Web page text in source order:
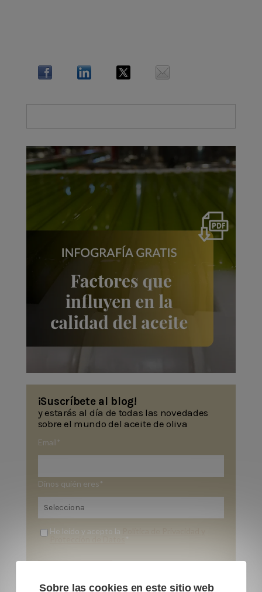
¡Suscríbete al blog!
y estarás al día de todas las novedades
sobre el mundo del aceite de oliva
Email *
Dinos quién eres *
He leído y acepto la
*
Sobre las cookies en este sitio web